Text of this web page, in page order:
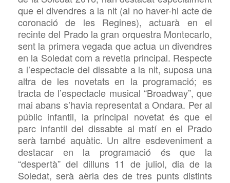
que el divendres a la nit (al no haver-hi acte de
coronació de les Regines), actuarà en el
recinte del Prado la gran orquestra Montecarlo,
sent la primera vegada que actua un divendres
en la Soledat com a revetla principal. Respecte
a l’espectacle del dissabte a la nit, suposa una
altra de les novetats en la programació; es
tracta de l’espectacle musical “Broadway”, que
mai abans s’havia representat a Ondara. Per al
públic infantil, la principal novetat és que el
parc infantil del dissabte al matí en el Prado
serà també aquàtic. Un altre esdeveniment a
destacar en la programació és que la
“despertà” del dilluns 11 de juliol, dia de la
Soledat, serà aèria des de tres punts distints